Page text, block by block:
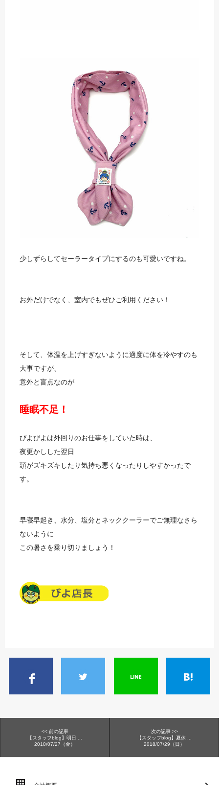
少しずらしてセーラータイプにするのも可愛いですね。
お外だけでなく、室内でもぜひご利用ください！
そして、体温を上げすぎないように適度に体を冷やすのも
大事ですが、
意外と盲点なのが
睡眠不足！
びよびよは外回りのお仕事をしていた時は、
夜更かしした翌日
頭がズキズキしたり気持ち悪くなったりしやすかったで
す。
早寝早起き、水分、塩分とネッククーラーでご無理なさら
ないように
この暑さを乗り切りましょう！
<< 前の記事
【スタッフblog】明日 ...
2018/07/27（金）
次の記事 >>
【スタッフblog】夏休 ...
2018/07/29（日）